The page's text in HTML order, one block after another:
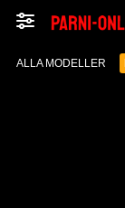
ALLA MODELLER